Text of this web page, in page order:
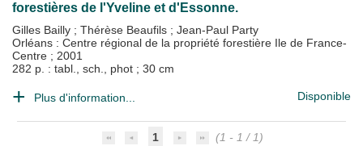
forestières de l'Yveline et d'Essonne.
Gilles Bailly ; Thérèse Beaufils ; Jean-Paul Party
Orléans : Centre régional de la propriété forestière Ile de France-
Centre ; 2001
282 p. : tabl., sch., phot ; 30 cm
Plus d'information... Disponible
1
(1 - 1 / 1)